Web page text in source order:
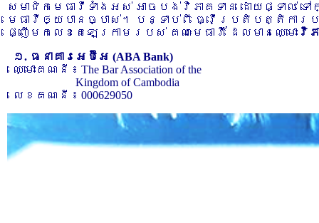
សមាជិកមេធាវីទាំងអស់ អាចបង់វិភាគទាន ដោយផ្ទាល់
មេធាវីឲ្យបានច្បាស់។ បន្ទាប់ពី ធ្វើប្រតិបត្តិកា
ផ្ញើមកលេខតេឡេក្រាមរបស់ គណៈមេធាវី ដែលមានឈ្មោះ វិភ
១. ធនាគារអេប៊ីអេ (ABA Bank)
ឈ្មោះគណនី ៖ The Bar Association of the
Kingdom of Cambodia
លេខគណនី ៖ 000629050